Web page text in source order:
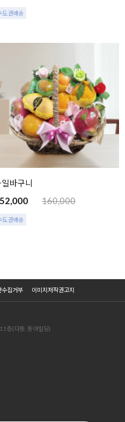
도권배송
바구니
160,000
도권배송
수집거부 이미지저작권고지
층(다동, 동아빌딩)